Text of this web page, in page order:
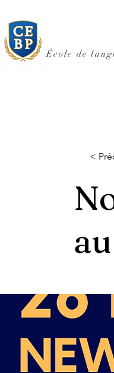
École de
<